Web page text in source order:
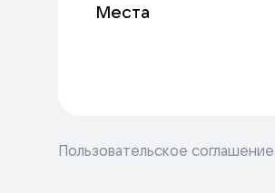
Места
Пользовательское соглашение